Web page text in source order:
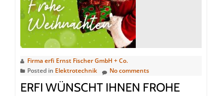
die
Bildungsmesse
in
Köln!
Firma erfi Ernst Fischer GmbH + Co.
Posted in Elektrotechnik No comments
ERFI WÜNSCHT IHNEN FROHE